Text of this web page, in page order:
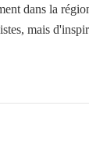
dans la
mais